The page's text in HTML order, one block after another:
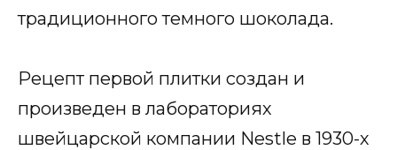
традиционного темного шоколада.
Рецепт первой плитки создан и
произведен в лабораториях
швейцарской компании Nestle в 1930-х